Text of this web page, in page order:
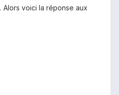
voici la réponse aux